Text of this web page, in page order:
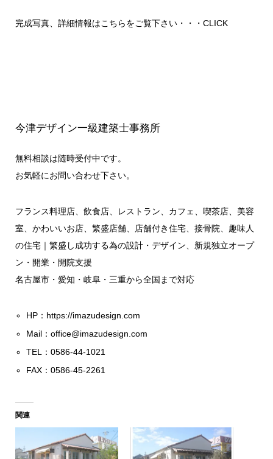
完成写真、詳細情報はこちらをご覧下さい・・・ CLICK
今津デザイン一級建築士事務所
無料相談は随時受付中です。
お気軽にお問い合わせ下さい。
フランス料理店、飲食店、レストラン、カフェ、喫茶店、美容
室、かわいいお店、繁盛店舗、店舗付き住宅、接骨院、趣味人
の住宅｜繁盛し成功する為の設計・デザイン、新規独立オープ
ン・開業・開院支援
名古屋市・愛知・岐阜・三重から全国まで対応
HP： https://imazudesign.com
Mail：office@imazudesign.com
TEL：0586-44-1021
FAX：0586-45-2261
関連